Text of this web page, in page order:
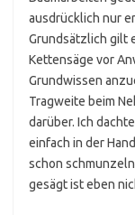
ausdrücklich nur
Grundsätzlich gilt
Kettensäge vor
Grundwissen
Tragweite beim
darüber. Ich
einfach in der
schon
gesägt ist eben